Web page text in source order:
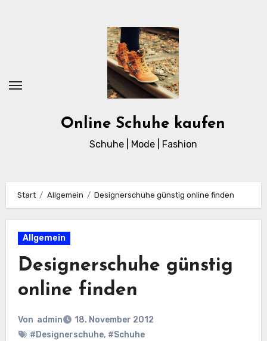
Online Schuhe kaufen
Schuhe | Mode | Fashion
Start Allgemein Designerschuhe günstig online finden
Allgemein
Designerschuhe günstig
online finden
Von admin
18. November 2012
#Designerschuhe, #Schuhe